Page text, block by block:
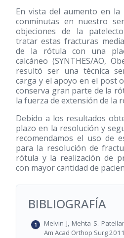
En vista del aumento en la
conminutas en nuestro
objeciones de la
tratar estas fracturas
de la rótula con una
calcáneo (SYNTHES/AO,
resultó ser una técnica
carga y el apoyo en el post
conserva gran parte de la
la fuerza de extensión de la
Debido a los resultados
plazo en la resolución y
recomendamos el uso de
para la resolución de
rótula y la realización de
con mayor cantidad de
BIBLIOGRAFÍA
Melvin J, Mehta S.
Am Acad Orthop Surg